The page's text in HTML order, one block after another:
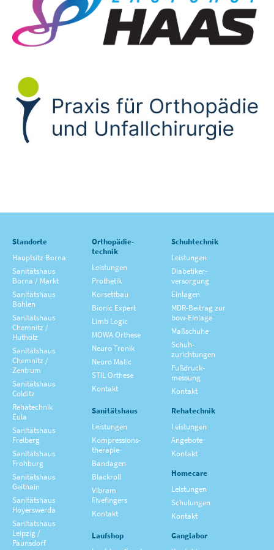
Standorte
Hauptsitz Borna
Sanitätshaus
Borna / Markt
Sanitätshaus
Böhlen
Sanitätshaus
Chemnitz /
Hutholz
Sanitätshaus
Chemnitz /
Zentrum
Sanitätshaus
Colditz
Rehatechnik
Eula
Sanitätshaus
Freiberg
Sanitätshaus
Frohburg
Sanitätshaus
Geithain
Sanitätshaus
Hoyerswerda
Sanitätshaus
Leipzig /
Paunsdorf
Orthopädie­
technik
Leistungen
Prothetik
Korsettbau
Bionic Expert
Limb Logic
MOWA Orthese
Neuro Tronik
Neuro Matic
STIL Orthese
Kontakt
Schuhtechnik
Leistungen
Diabetiker­
versorgung
Einlagen
MDR-Beitrag zur
bow-Einlage
Maßschuhe
Schuh­
zurichtungen
Fußdruck­
messung
Kontakt
Sanitätshaus
Leistungen
Kompressions­
therapie
Bandagen
Blackroll
Vibram
Fivefingers
Kontakt
Rehatechnik
Leistungen
Angebote
Kontakt
Homecare
Leistungen
Schulungen
Kontakt
Laufshop
Ganglabor